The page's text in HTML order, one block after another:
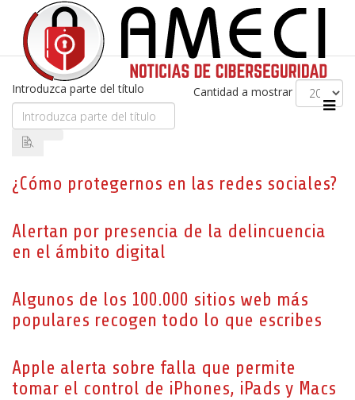
Introduzca parte del título Cantidad a mostrar
¿Cómo protegernos en las redes sociales?
Alertan por presencia de la delincuencia
en el ámbito digital
Algunos de los 100.000 sitios web más
populares recogen todo lo que escribes
Apple alerta sobre falla que permite
tomar el control de iPhones, iPads y Macs